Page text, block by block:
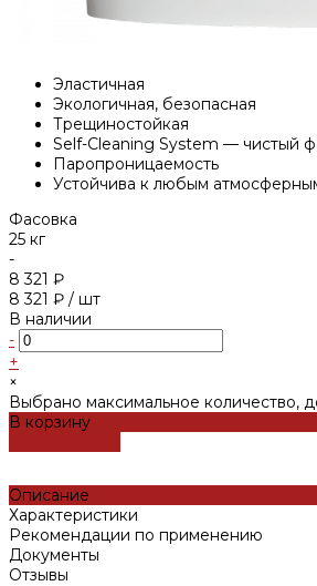
Эластичная
Экологичная, безопасная
Трещиностойкая
Self-Cleaning System — чистый
Паропроницаемость
Устойчива к любым
Фасовка
25 кг
-
8 321 ₽
8 321 ₽ / шт
В наличии
-
+
×
Выбрано максимальное количество,
В корзину
Описание
Характеристики
Рекомендации по применению
Документы
Отзывы